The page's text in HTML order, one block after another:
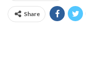
Share